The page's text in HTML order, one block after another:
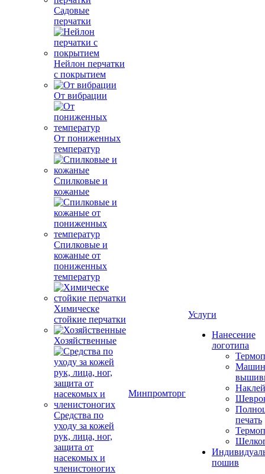
Садовые
перчатки
Нейлон перчатки
с покрытием
От вибрации
От пониженных
температур
Спилковые и
кожаные
Спилковые и
кожаные от
пониженных
температур
Химическе
стойкие перчатки
Хозяйственные
Средства по
уходу за кожей
рук, лица, ног,
защита от
насекомых и
членистоногих
Минпромторг
Услуги
Нанесение
логотипа
печать
пошив